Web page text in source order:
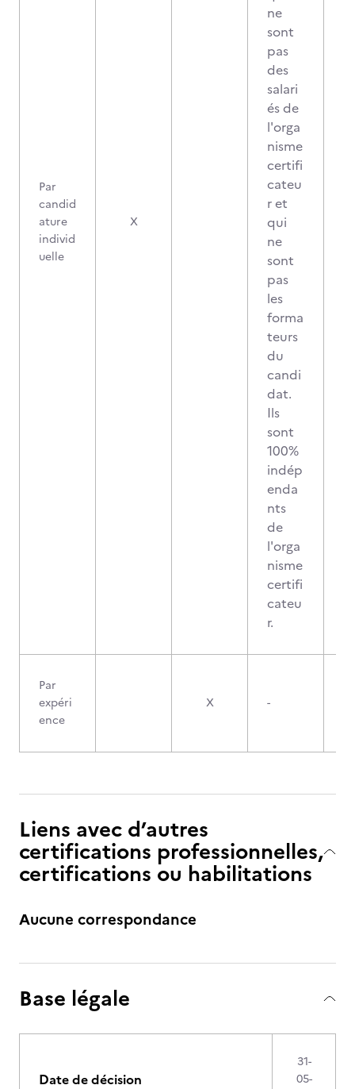
Par
candid
ature
individ
uelle
X
ne
sont
pas
des
salari
és de
l'orga
nisme
certifi
cateu
r et
qui
ne
sont
pas
les
forma
teurs
du
candi
dat.
Ils
sont
100%
indép
enda
nts
de
l'orga
nisme
certifi
cateu
r.
Par
expéri
ence
X -
Liens avec d’autres
certifications professionnelles,
certifications ou habilitations
Aucune correspondance
Base légale
Date de décision
31-
05-